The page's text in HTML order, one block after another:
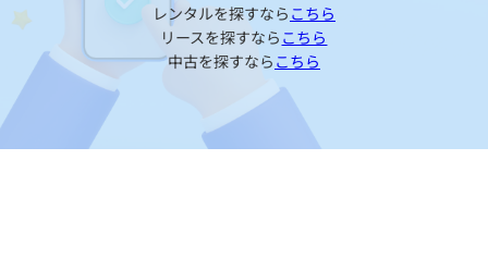
レンタルを探すなら こちら
リースを探すなら こちら
中古を探すなら こちら